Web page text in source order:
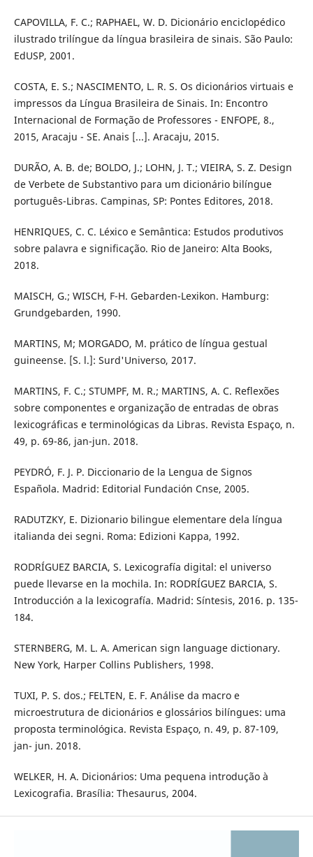
CAPOVILLA, F. C.; RAPHAEL, W. D. Dicionário enciclopédico
ilustrado trilíngue da língua brasileira de sinais. São Paulo:
EdUSP, 2001.
COSTA, E. S.; NASCIMENTO, L. R. S. Os dicionários virtuais e
impressos da Língua Brasileira de Sinais. In: Encontro
Internacional de Formação de Professores - ENFOPE, 8.,
2015, Aracaju - SE. Anais [...]. Aracaju, 2015.
DURÃO, A. B. de; BOLDO, J.; LOHN, J. T.; VIEIRA, S. Z. Design
de Verbete de Substantivo para um dicionário bilíngue
português-Libras. Campinas, SP: Pontes Editores, 2018.
HENRIQUES, C. C. Léxico e Semântica: Estudos produtivos
sobre palavra e significação. Rio de Janeiro: Alta Books,
2018.
MAISCH, G.; WISCH, F-H. Gebarden-Lexikon. Hamburg:
Grundgebarden, 1990.
MARTINS, M; MORGADO, M. prático de língua gestual
guineense. [S. l.]: Surd'Universo, 2017.
MARTINS, F. C.; STUMPF, M. R.; MARTINS, A. C. Reflexões
sobre componentes e organização de entradas de obras
lexicográficas e terminológicas da Libras. Revista Espaço, n.
49, p. 69-86, jan-jun. 2018.
PEYDRÓ, F. J. P. Diccionario de la Lengua de Signos
Española. Madrid: Editorial Fundación Cnse, 2005.
RADUTZKY, E. Dizionario bilingue elementare dela língua
italianda dei segni. Roma: Edizioni Kappa, 1992.
RODRÍGUEZ BARCIA, S. Lexicografía digital: el universo
puede llevarse en la mochila. In: RODRÍGUEZ BARCIA, S.
Introducción a la lexicografía. Madrid: Síntesis, 2016. p. 135-
184.
STERNBERG, M. L. A. American sign language dictionary.
New York, Harper Collins Publishers, 1998.
TUXI, P. S. dos.; FELTEN, E. F. Análise da macro e
microestrutura de dicionários e glossários bilíngues: uma
proposta terminológica. Revista Espaço, n. 49, p. 87-109,
jan- jun. 2018.
WELKER, H. A. Dicionários: Uma pequena introdução à
Lexicografia. Brasília: Thesaurus, 2004.